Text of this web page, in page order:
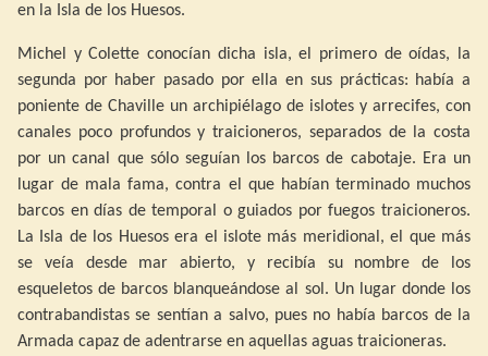
en la Isla de los Huesos.
Michel y Colette conocían dicha isla, el primero de oídas, la
segunda por haber pasado por ella en sus prácticas: había a
poniente de Chaville un archipiélago de islotes y arrecifes, con
canales poco profundos y traicioneros, separados de la costa
por un canal que sólo seguían los barcos de cabotaje. Era un
lugar de mala fama, contra el que habían terminado muchos
barcos en días de temporal o guiados por fuegos traicioneros.
La Isla de los Huesos era el islote más meridional, el que más
se veía desde mar abierto, y recibía su nombre de los
esqueletos de barcos blanqueándose al sol. Un lugar donde los
contrabandistas se sentían a salvo, pues no había barcos de la
Armada capaz de adentrarse en aquellas aguas traicioneras.